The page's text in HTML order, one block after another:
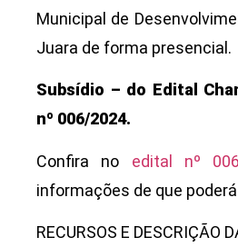
Municipal de
Juara de forma presencial.
Subsídio – do Edital
nº 006/2024.
Confira no edital nº
informações de que
RECURSOS E DESCRIÇÃO